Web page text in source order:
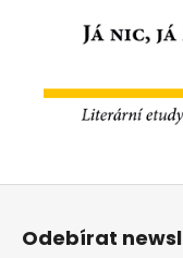
Z
Odebírat